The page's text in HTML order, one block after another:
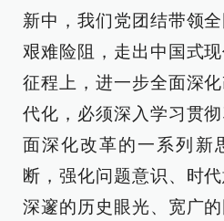
新中，我们党团结带领
艰难险阻，走出中国式
征程上，进一步全面深
代化，必须深入学习贯
面深化改革的一系列新
断，强化问题意识、时
深邃的历史眼光、宽广